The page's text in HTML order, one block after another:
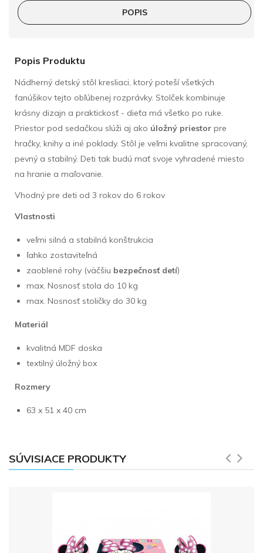
POPIS
Popis Produktu
Nádherný detský stôl kresliaci, ktorý poteší všetkých
fanúšikov tejto obľúbenej rozprávky. Stolček kombinuje
krásny dizajn a praktickosť - dieťa má všetko po ruke.
Priestor pod sedačkou slúži aj ako úložný priestor pre
hračky, knihy a iné poklady. Stôl je veľmi kvalitne spracovaný,
pevný a stabilný. Deti tak budú mať svoje vyhradené miesto
na hranie a maľovanie.
Vhodný pre deti od 3 rokov do 6 rokov
Vlastnosti
veľmi silná a stabilná konštrukcia
ľahko zostaviteľná
zaoblené rohy (väčšiu bezpečnosť detí)
max. Nosnosť stola do 10 kg
max. Nosnosť stoličky do 30 kg
Materiál
kvalitná MDF doska
textilný úložný box
Rozmery
63 x 51 x 40 cm
SÚVISIACE PRODUKTY